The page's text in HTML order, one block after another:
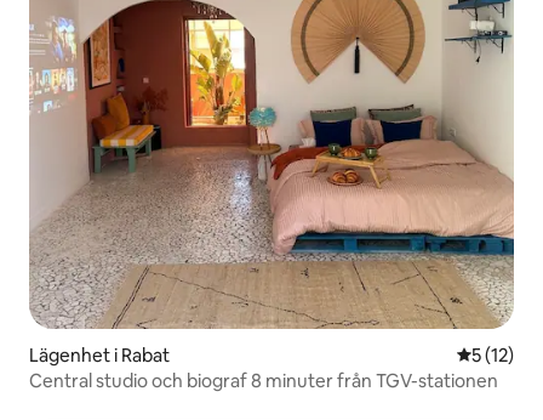
Lägenhet i Rabat 5 av 5 i
5 (12)
Central studio och biograf 8 minuter från TGV-stationen